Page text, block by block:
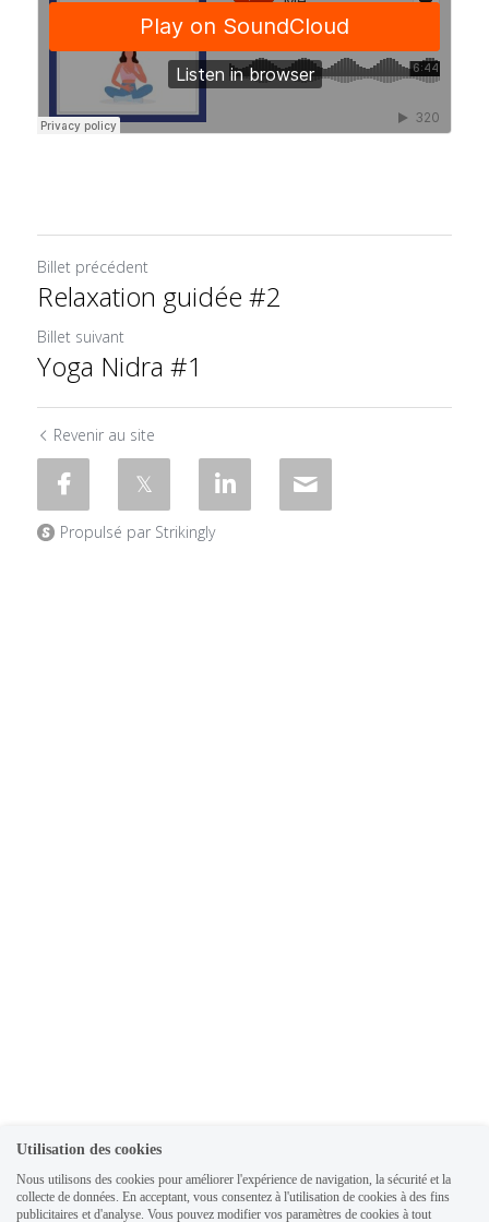
Billet précédent
Relaxation guidée #2
Billet suivant
Yoga Nidra #1
Revenir au site
Propulsé par Strikingly
Utilisation des cookies
Nous utilisons des cookies pour améliorer l'expérience de navigation, la sécurité et la
collecte de données. En acceptant, vous consentez à l'utilisation de cookies à des fins
publicitaires et d'analyse. Vous pouvez modifier vos paramètres de cookies à tout